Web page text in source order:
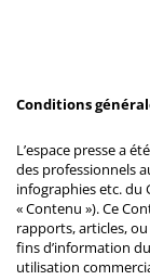
Conditions
L’espace presse a
des professionnels
infographies etc. du
« Contenu »). Ce
rapports, articles,
fins d’information
utilisation